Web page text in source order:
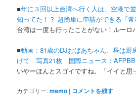
■年に３回以上台湾へ行く人は、空港で
知ってた！？ 超簡単に申請ができる「
台湾は一度も行ったことがない！ルーロ
■動画：81歳のDJおばあちゃん、昼は厨
げて 写真21枚 国際ニュース：AFPBB
いやーほんとスゴイですね。「イイと思
カテゴリー:memo | コメントを残す